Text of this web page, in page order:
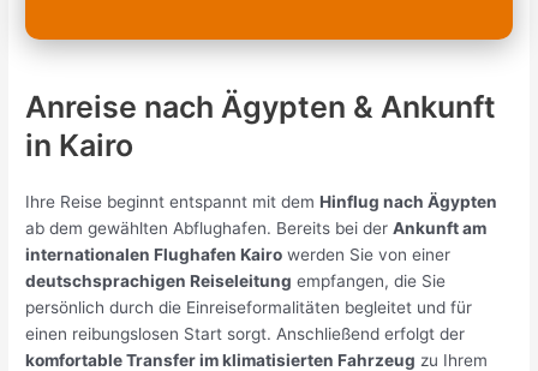
Anreise nach Ägypten & Ankunft
in Kairo
Ihre Reise beginnt entspannt mit demHinflug nach Ägypten
ab dem gewählten Abflughafen. Bereits bei derAnkunft am
internationalen Flughafen Kairo werden Sie von einer
deutschsprachigen Reiseleitung empfangen, die Sie
persönlich durch die Einreiseformalitäten begleitet und für
einen reibungslosen Start sorgt. Anschließend erfolgt der
komfortable Transfer im klimatisierten Fahrzeug zu Ihrem